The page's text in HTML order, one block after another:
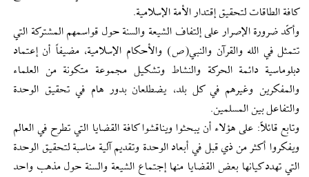
كافة الطاقات لتحقيق إقتدار الأمة الإسلامية.
وأكّد ضرورة الإصرار على إلتفاف الشيعة والسنة حول قواسمهم المشتركة التي
تتمثل في الله والقرآن والنبي(ص) والأحكام الإسلامية، مضيفاً أن إعتماد
دبلوماسية دائمة الحركة والنشاط وتشكيل مجموعة متكونة من العلماء
والمفكرين وغيرهم في كل بلد، يضطلعان بدور هام في تحقيق الوحدة
والتفاعل بين المسلمين.
وتابع قائلاً: على هؤلاء أن يبحثوا ويناقشوا كافة القضايا التي تطرح في العالم
ويفكروا أكثر من ذي قبل في أبعاد الوحدة وتقديم آلية مناسبة لتحقيق الوحدة
التي تهدد كيانها بعض القضايا منها إجتماع الشيعة والسنة حول مذهب واحد